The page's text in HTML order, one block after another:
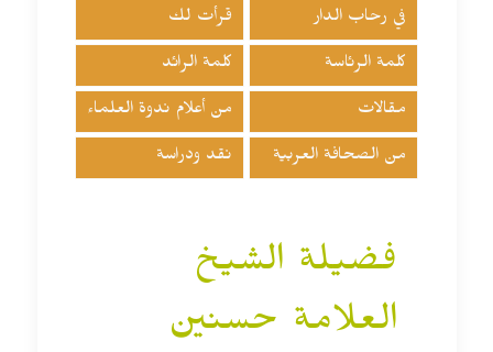
في رحاب الدار قرأت لك
كلمة الرئاسة كلمة الرائد
مقالات من أعلام ندوة العلماء
من الصحافة العربية نقد ودراسة
فضيلة الشيخ
العلامة حسنين